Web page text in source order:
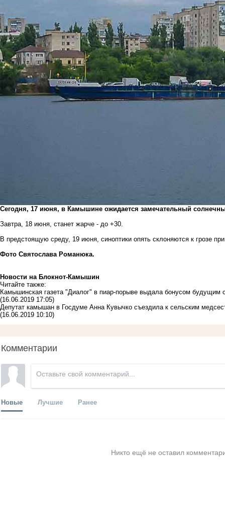
Сегодня, 17 июня, в Камышине ожидается замечательный
Завтра, 18 июня, станет жарче - до +30.
В предстоящую среду, 19 июня, синоптики опять склоняются к грозе
Фото Святослава Романюка.
Новости на Блoкнoт-Камышин
Читайте также:
Камышинская газета "Диалог" в пиар-порыве выдала бонусом будущим
(16.06.2019 17:05)
Депутат камышан в Госдуме Анна Кувычко съездила к сельским
(16.06.2019 10:10)
Комментарии
Новые Лучшие Ранее
Никто ещё не оставил